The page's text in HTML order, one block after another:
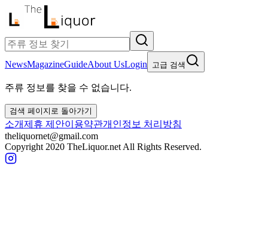
NewsMagazineGuideAbout UsLogin 고급 검색
주류 정보를 찾을 수 없습니다.
검색 페이지로 돌아가기
소개제휴 제안이용약관개인정보 처리방침
theliquornet@gmail.com
Copyright 2020 TheLiquor.net All Rights Reserved.